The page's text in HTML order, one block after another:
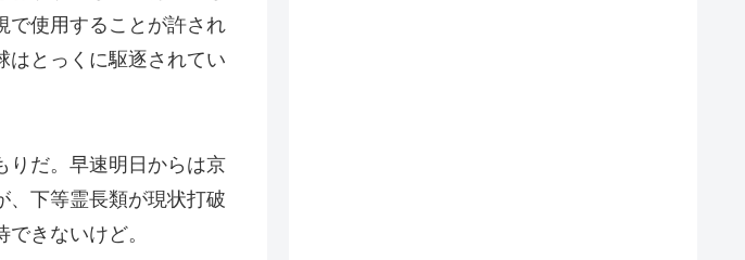
で使用することが許され
はとっくに駆逐されてい
りだ。早速明日からは京
、下等霊長類が現状打破
きないけど。